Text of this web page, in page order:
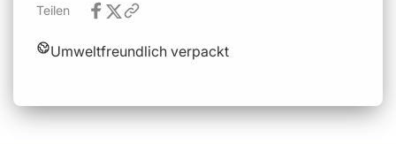
Teilen
Umweltfreundlich verpackt